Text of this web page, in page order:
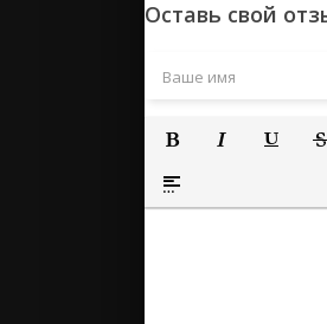
Оставь свой
Полужирный
Вставка спойлера